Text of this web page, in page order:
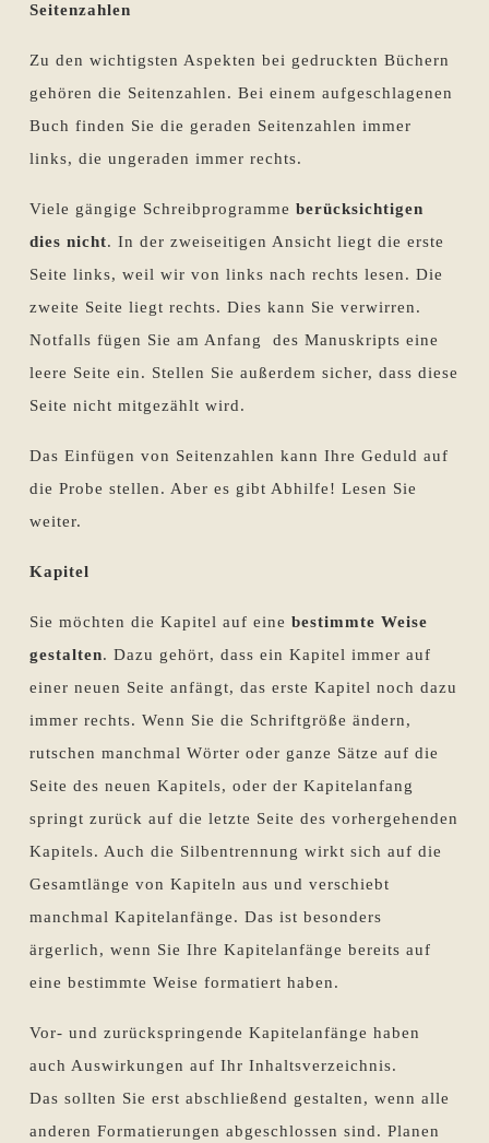
Seitenzahlen
Zu den wichtigsten Aspekten bei gedruckten Büchern
gehören die Seitenzahlen. Bei einem aufgeschlagenen
Buch finden Sie die geraden Seitenzahlen immer
links, die ungeraden immer rechts.
Viele gängige Schreibprogramme berücksichtigen
dies nicht. In der zweiseitigen Ansicht liegt die erste
Seite links, weil wir von links nach rechts lesen. Die
zweite Seite liegt rechts. Dies kann Sie verwirren.
Notfalls fügen Sie am Anfang des Manuskripts eine
leere Seite ein. Stellen Sie außerdem sicher, dass diese
Seite nicht mitgezählt wird.
Das Einfügen von Seitenzahlen kann Ihre Geduld auf
die Probe stellen. Aber es gibt Abhilfe! Lesen Sie
weiter.
Kapitel
Sie möchten die Kapitel auf eine bestimmte Weise
gestalten. Dazu gehört, dass ein Kapitel immer auf
einer neuen Seite anfängt, das erste Kapitel noch dazu
immer rechts. Wenn Sie die Schriftgröße ändern,
rutschen manchmal Wörter oder ganze Sätze auf die
Seite des neuen Kapitels, oder der Kapitelanfang
springt zurück auf die letzte Seite des vorhergehenden
Kapitels. Auch die Silbentrennung wirkt sich auf die
Gesamtlänge von Kapiteln aus und verschiebt
manchmal Kapitelanfänge. Das ist besonders
ärgerlich, wenn Sie Ihre Kapitelanfänge bereits auf
eine bestimmte Weise formatiert haben.
Vor- und zurückspringende Kapitelanfänge haben
auch Auswirkungen auf Ihr Inhaltsverzeichnis.
Das sollten Sie erst abschließend gestalten, wenn alle
anderen Formatierungen abgeschlossen sind. Planen